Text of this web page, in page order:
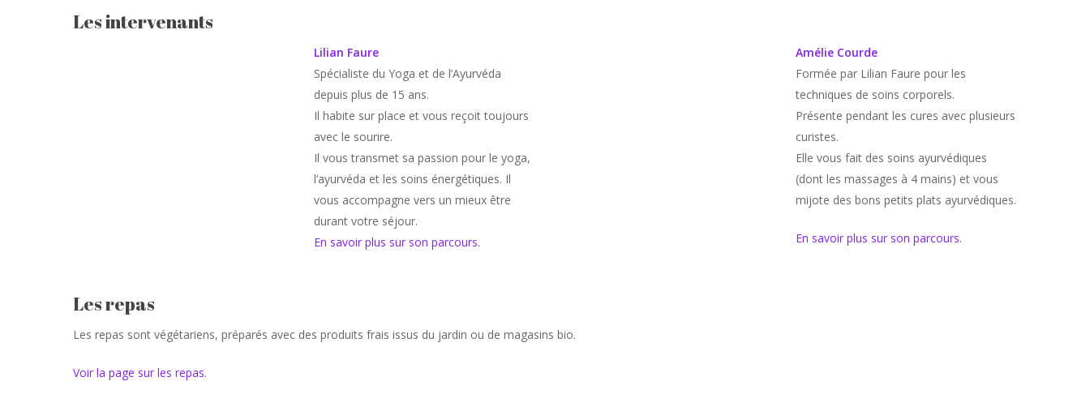
Les intervenants
Lilian Faure
Spécialiste du Yoga et de l’Ayurvéda
depuis plus de 15 ans.
Il habite sur place et vous reçoit toujours
avec le sourire.
Il vous transmet sa passion pour le yoga,
l’ayurvéda et les soins énergétiques. Il
vous accompagne vers un mieux être
durant votre séjour.
En savoir plus sur son parcours.
Amélie Courde
Formée par Lilian Faure pour les
techniques de soins corporels.
Présente pendant les cures avec plusieurs
curistes.
Elle vous fait des soins ayurvédiques
(dont les massages à 4 mains) et vous
mijote des bons petits plats ayurvédiques.
En savoir plus sur son parcours.
Les repas
Les repas sont végétariens, préparés avec des produits frais issus du jardin ou de magasins bio.
Voir la page sur les repas.